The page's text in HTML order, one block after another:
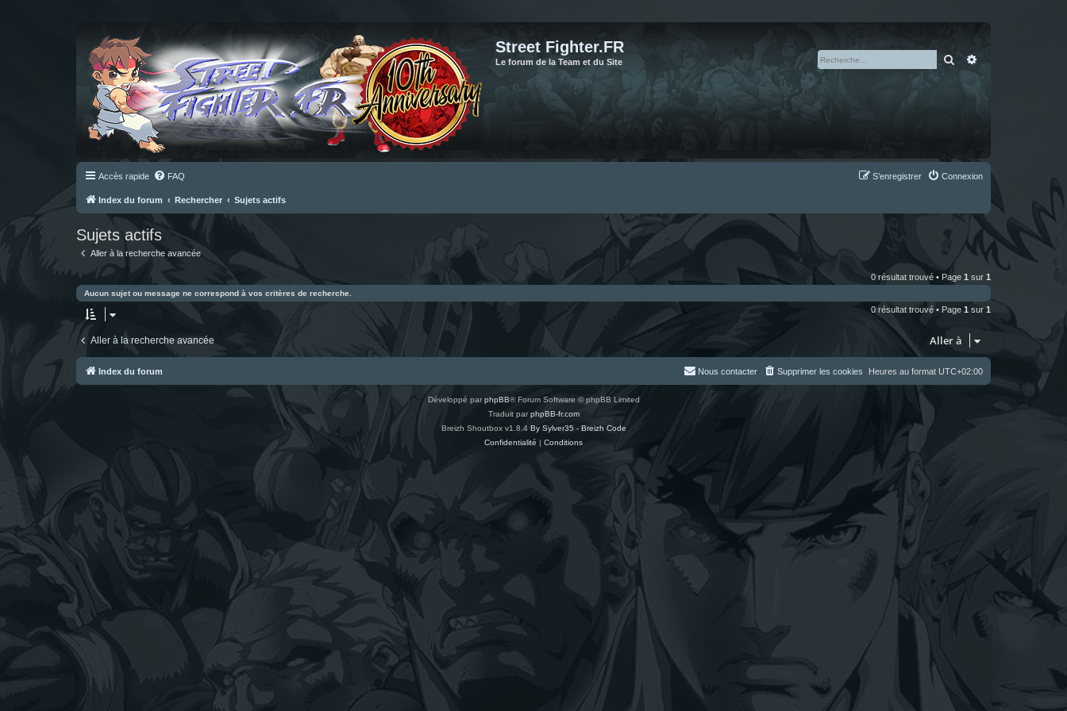
Street Fighter.FR
Le forum de la Team et du Site Rechercher
Accès rapide FAQ Connexion
S’enregistrer
Index du forum Rechercher Sujets actifs
Sujets actifs
Aller à la recherche avancée
0 résultat trouvé • Page 1 sur 1
Aucun sujet ou message ne correspond à vos critères de recherche.
0 résultat trouvé • Page 1 sur 1
Aller à la recherche avancée Aller à
Index du forum Heures au format UTC+02:00
Supprimer les cookies
Nous contacter
Développé parphpBB® Forum Software © phpBB Limited
Traduit parphpBB-fr.com
Breizh Shoutbox v1.8.4 By Sylver35 - Breizh Code
Confidentialité | Conditions